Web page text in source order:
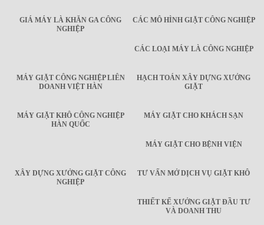
GIÁ MÁY LÀ KHĂN GA CÔNG
NGHIỆP
CÁC MÔ HÌNH GIẶT CÔNG NGHIỆP
CÁC LOẠI MÁY LÀ CÔNG NGHIỆP
MÁY GIẶT CÔNG NGHIỆP LIÊN
DOANH VIỆT HÀN
HẠCH TOÁN XÂY DỰNG XƯỞNG
GIẶT
MÁY GIẶT KHÔ CÔNG NGHIỆP
HÀN QUỐC
MÁY GIẶT CHO KHÁCH SẠN
MÁY GIẶT CHO BỆNH VIỆN
XÂY DỰNG XƯỞNG GIẶT CÔNG
NGHIỆP
TƯ VẤN MỞ DỊCH VỤ GIẶT KHÔ
THIẾT KẾ XƯỞNG GIẶT ĐẦU TƯ
VÀ DOANH THU